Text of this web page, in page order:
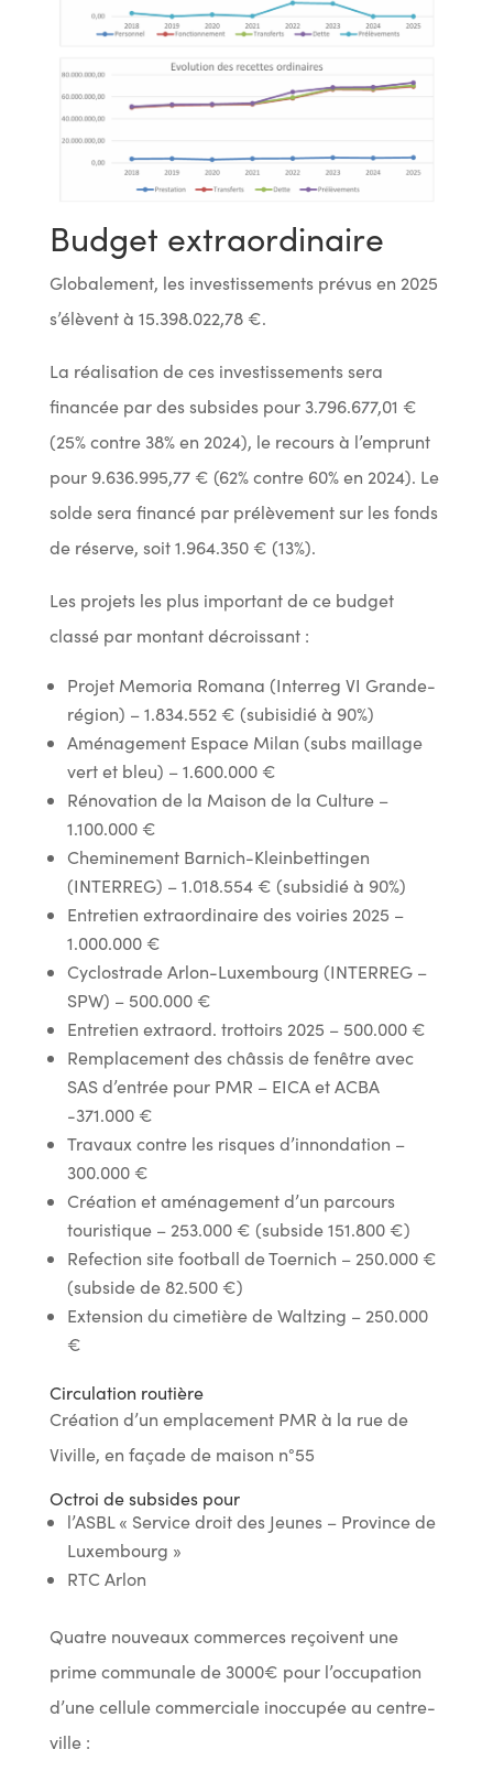
Budget extraordinaire
Globalement, les investissements prévus en 2025
s’élèvent à 15.398.022,78 €.
La réalisation de ces investissements sera
financée par des subsides pour 3.796.677,01 €
(25% contre 38% en 2024), le recours à l’emprunt
pour 9.636.995,77 € (62% contre 60% en 2024). Le
solde sera financé par prélèvement sur les fonds
de réserve, soit 1.964.350 € (13%).
Les projets les plus important de ce budget
classé par montant décroissant :
Projet Memoria Romana (Interreg VI Grande-
région) – 1.834.552 € (subisidié à 90%)
Aménagement Espace Milan (subs maillage
vert et bleu) – 1.600.000 €
Rénovation de la Maison de la Culture –
1.100.000 €
Cheminement Barnich-Kleinbettingen
(INTERREG) – 1.018.554 € (subsidié à 90%)
Entretien extraordinaire des voiries 2025 –
1.000.000 €
Cyclostrade Arlon-Luxembourg (INTERREG –
SPW) – 500.000 €
Entretien extraord. trottoirs 2025 – 500.000 €
Remplacement des châssis de fenêtre avec
SAS d’entrée pour PMR – EICA et ACBA
-371.000 €
Travaux contre les risques d’innondation –
300.000 €
Création et aménagement d’un parcours
touristique – 253.000 € (subside 151.800 €)
Refection site football de Toernich – 250.000 €
(subside de 82.500 €)
Extension du cimetière de Waltzing – 250.000
€
Circulation routière
Création d’un emplacement PMR à la rue de
Viville, en façade de maison n°55
Octroi de subsides pour
l’ASBL « Service droit des Jeunes – Province de
Luxembourg »
RTC Arlon
Quatre nouveaux commerces reçoivent une
prime communale de 3000€ pour l’occupation
d’une cellule commerciale inoccupée au centre-
ville :